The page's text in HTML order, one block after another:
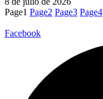
Page1 Page2 Page3 Page4
Facebook